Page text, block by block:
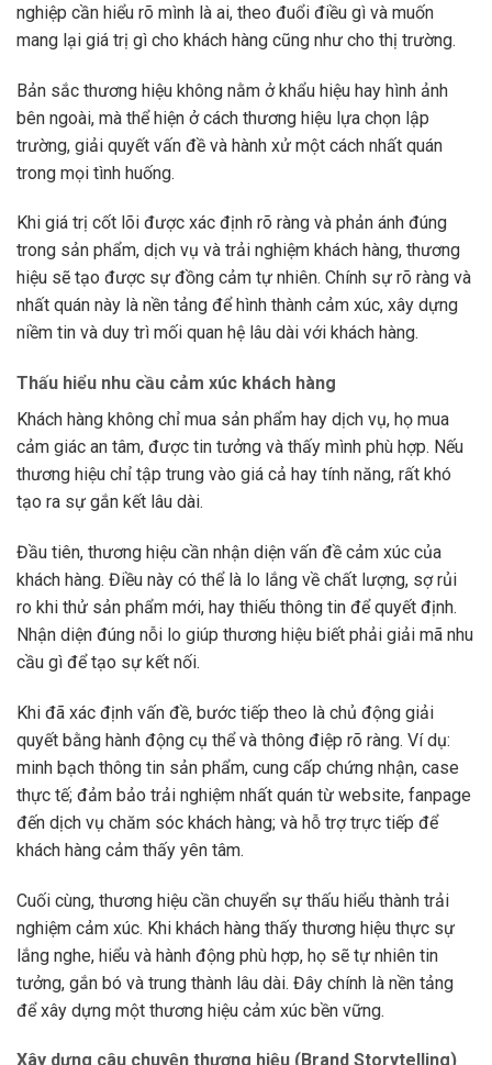
nghiệp cần hiểu rõ mình là ai, theo đuổi điều gì và muốn
mang lại giá trị gì cho khách hàng cũng như cho thị trường.
Bản sắc thương hiệu không nằm ở khẩu hiệu hay hình ảnh
bên ngoài, mà thể hiện ở cách thương hiệu lựa chọn lập
trường, giải quyết vấn đề và hành xử một cách nhất quán
trong mọi tình huống.
Khi giá trị cốt lõi được xác định rõ ràng và phản ánh đúng
trong sản phẩm, dịch vụ và trải nghiệm khách hàng, thương
hiệu sẽ tạo được sự đồng cảm tự nhiên. Chính sự rõ ràng và
nhất quán này là nền tảng để hình thành cảm xúc, xây dựng
niềm tin và duy trì mối quan hệ lâu dài với khách hàng.
Thấu hiểu nhu cầu cảm xúc khách hàng
Khách hàng không chỉ mua sản phẩm hay dịch vụ, họ mua
cảm giác an tâm, được tin tưởng và thấy mình phù hợp. Nếu
thương hiệu chỉ tập trung vào giá cả hay tính năng, rất khó
tạo ra sự gắn kết lâu dài.
Đầu tiên, thương hiệu cần nhận diện vấn đề cảm xúc của
khách hàng. Điều này có thể là lo lắng về chất lượng, sợ rủi
ro khi thử sản phẩm mới, hay thiếu thông tin để quyết định.
Nhận diện đúng nỗi lo giúp thương hiệu biết phải giải mã nhu
cầu gì để tạo sự kết nối.
Khi đã xác định vấn đề, bước tiếp theo là chủ động giải
quyết bằng hành động cụ thể và thông điệp rõ ràng. Ví dụ:
minh bạch thông tin sản phẩm, cung cấp chứng nhận, case
thực tế; đảm bảo trải nghiệm nhất quán từ website, fanpage
đến dịch vụ chăm sóc khách hàng; và hỗ trợ trực tiếp để
khách hàng cảm thấy yên tâm.
Cuối cùng, thương hiệu cần chuyển sự thấu hiểu thành trải
nghiệm cảm xúc. Khi khách hàng thấy thương hiệu thực sự
lắng nghe, hiểu và hành động phù hợp, họ sẽ tự nhiên tin
tưởng, gắn bó và trung thành lâu dài. Đây chính là nền tảng
để xây dựng một thương hiệu cảm xúc bền vững.
Xây dựng câu chuyện thương hiệu (Brand Storytelling)